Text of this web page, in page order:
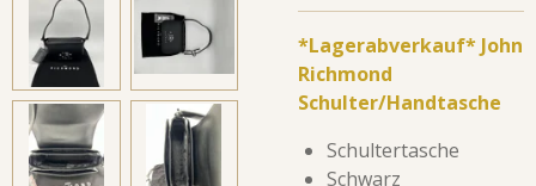
*Lagerabverkauf* John
Richmond
Schulter/Handtasche
Schultertasche
Schwarz